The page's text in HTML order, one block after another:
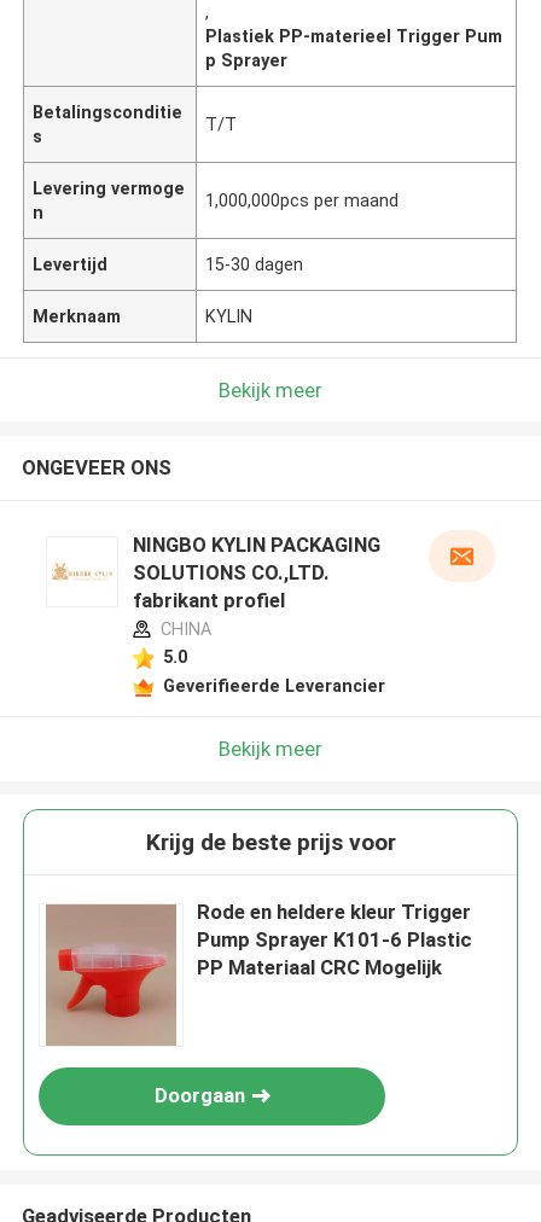
,
Plastiek PP-materieel Trigger Pum
p Sprayer
Betalingsconditie
s
T/T
Levering vermoge
n
1,000,000pcs per maand
Levertijd 15-30 dagen
Merknaam KYLIN
Bekijk meer
ONGEVEER ONS
NINGBO KYLIN PACKAGING
SOLUTIONS CO.,LTD.
fabrikant profiel
CHINA
5.0
Geverifieerde Leverancier
Bekijk meer
Krijg de beste prijs voor
Rode en heldere kleur Trigger
Pump Sprayer K101-6 Plastic
PP Materiaal CRC Mogelijk
Doorgaan
Geadviseerde Producten